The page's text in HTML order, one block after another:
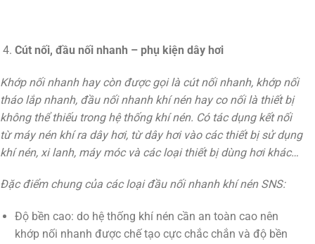
Cút nối, đầu nối nhanh – phụ kiện dây hơi
Khớp nối nhanh hay còn được gọi là cút nối nhanh, khớp nối
tháo lắp nhanh, đầu nối nhanh khí nén hay co nối là thiết bị
không thể thiếu trong hệ thống khí nén. Có tác dụng kết nối
từ máy nén khí ra dây hơi, từ dây hơi vào các thiết bị sử dụng
khí nén, xi lanh, máy móc và các loại thiết bị dùng hơi khác…
Đặc điểm chung của các loại đầu nối nhanh khí nén SNS:
Độ bền cao: do hệ thống khí nén cần an toàn cao nên
khớp nối nhanh được chế tạo cực chắc chắn và độ bền